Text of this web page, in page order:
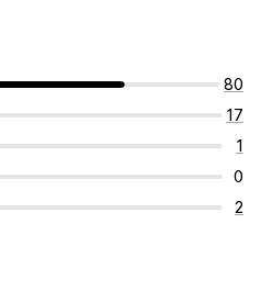
80
17
1
0
2